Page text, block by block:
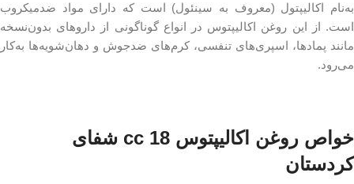
به‌نام اکالیپتول (معروف به سینئول) است که دارای مواد ضدمیکروب
است. از این روغن اکالیپتوس در انواع گوناگونی از داروهای بدون‌نسخه
مانند پمادها، اسپری‌های تنفسی، کرم‌های ضدجوش و دهان‌شویه‌ها به‌کار
می‌رود.
خواص روغن اکالیپتوس 18 cc شفای
کردستان